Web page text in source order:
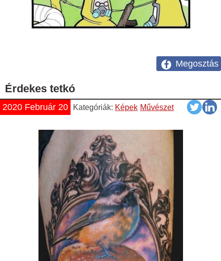
Megosztás
Érdekes tetkó
2020 Február 20 Kategóriák: Képek Művészet